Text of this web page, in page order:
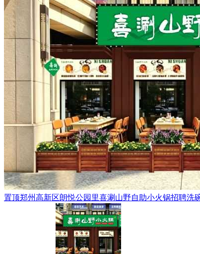
置顶郑州高新区朗悦公园里喜涮山野自助小火锅招聘洗